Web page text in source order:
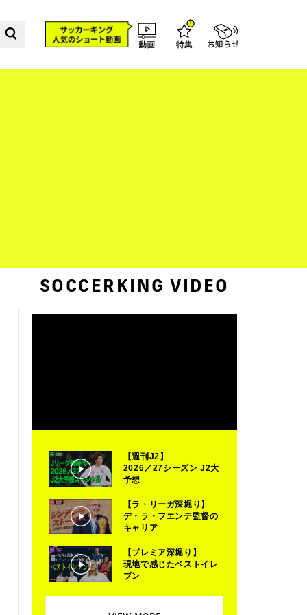
SOCCERKING VIDEO
【週刊J2】
2026／27シーズン J2大
予想
【ラ・リーガ深堀り】
デ・ラ・フエンテ監督の
キャリア
【プレミア深堀り】
現地で感じたベストイレ
ブン